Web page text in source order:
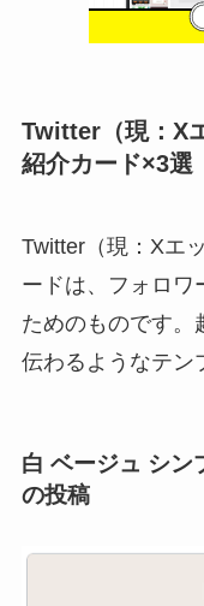
Twitter（現：X
紹介カード×3選
Twitter（現：Xエ
ードは、フォロワ
ためのものです。
伝わるようなテン
白 ベージュ シン
の投稿